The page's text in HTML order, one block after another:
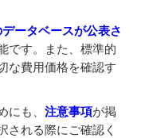
ータベースが公表さ
です。また、標準的
な費用価格を確認す
にも、注意事項が掲
される際にご確認く